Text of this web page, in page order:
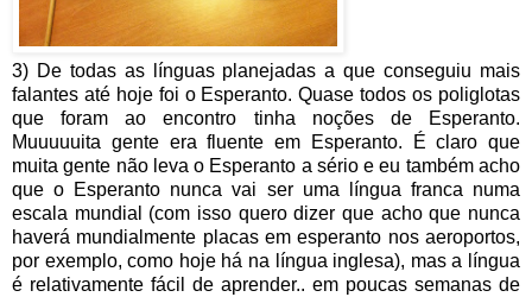
3) De todas as línguas planejadas a que conseguiu mais
falantes até hoje foi o Esperanto. Quase todos os poliglotas
que foram ao encontro tinha noções de Esperanto.
Muuuuuita gente era fluente em Esperanto. É claro que
muita gente não leva o Esperanto a sério e eu também acho
que o Esperanto nunca vai ser uma língua franca numa
escala mundial (com isso quero dizer que acho que nunca
haverá mundialmente placas em esperanto nos aeroportos,
por exemplo, como hoje há na língua inglesa), mas a língua
é relativamente fácil de aprender.. em poucas semanas de